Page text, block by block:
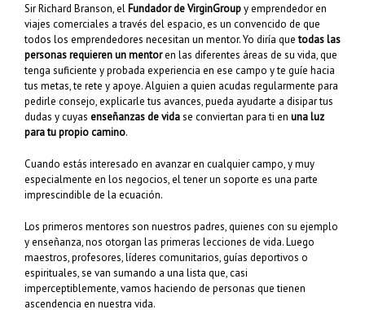
Sir Richard Branson, el Fundador de VirginGroupy emprendedor en
viajes comerciales a través del espacio, es un convencido de que
todos los emprendedores necesitan un mentor. Yo diría quetodas las
personas requieren un mentoren las diferentes áreas de su vida, que
tenga suficiente y probada experiencia en ese campo y te guíe hacia
tus metas, te rete y apoye. Alguien a quien acudas regularmente para
pedirle consejo, explicarle tus avances, pueda ayudarte a disipar tus
dudas y cuyas enseñanzas de vidase conviertan para ti en una luz
para tu propio camino.
Cuando estás interesado en avanzar en cualquier campo, y muy
especialmente en los negocios, el tener un soporte es una parte
imprescindible de la ecuación.
Los primeros mentores son nuestros padres, quienes con su ejemplo
y enseñanza, nos otorgan las primeras lecciones de vida. Luego
maestros, profesores, líderes comunitarios, guías deportivos o
espirituales, se van sumando a una lista que, casi
imperceptiblemente, vamos haciendo de personas que tienen
ascendencia en nuestra vida.